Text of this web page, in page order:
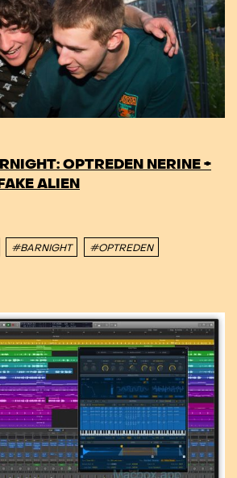
OPTREDEN NERINE +
ALIEN
#BARNIGHT #OPTREDEN